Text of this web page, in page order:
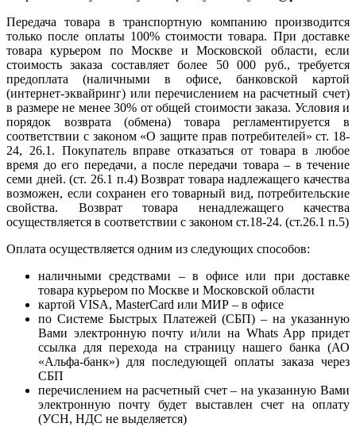
Передача товара в транспортную компанию производится
только после оплаты 100% стоимости товара. При доставке
товара курьером по Москве и Московской области, если
стоимость заказа составляет более 50 000 руб., требуется
предоплата (наличными в офисе, банковской картой
(интернет-эквайринг) или перечислением на расчетный счет)
в размере не менее 30% от общей стоимости заказа. Условия и
порядок возврата (обмена) товара регламентируется в
соответствии с законом «О защите прав потребителей» ст. 18-
24, 26.1. Покупатель вправе отказаться от товара в любое
время до его передачи, а после передачи товара – в течение
семи дней. (ст. 26.1 п.4) Возврат товара надлежащего качества
возможен, если сохранен его товарный вид, потребительские
свойства. Возврат товара ненадлежащего качества
осуществляется в соответствии с законом ст.18-24. (ст.26.1 п.5)
Оплата осуществляется одним из следующих способов:
наличными средствами – в офисе или при доставке
товара курьером по Москве и Московской области
картой VISA, MasterCard или МИР – в офисе
по Системе Быстрых Платежей (СБП) – на указанную
Вами электронную почту и/или на Whats App придет
ссылка для перехода на страницу нашего банка (АО
«Альфа-банк») для последующей оплаты заказа через
СБП
перечислением на расчетный счет – на указанную Вами
электронную почту будет выставлен счет на оплату
(УСН, НДС не выделяется)